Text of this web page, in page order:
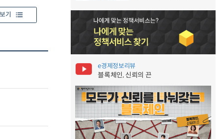
기
e경제정보리뷰
블록체인, 신뢰의 끈